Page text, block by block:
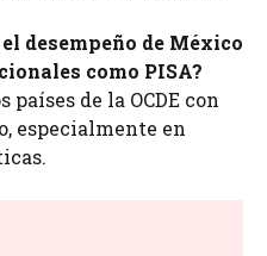
desempeño de México
como PISA?
países de la OCDE con
especialmente en